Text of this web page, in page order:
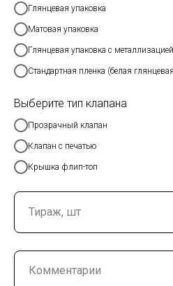
Глянцевая упаковка
Матовая упаковка
Глянцевая упаковка с металлизацией
Стандартная пленка (белая
Выберите тип клапана
Прозрачный клапан
Клапан с печатью
Крышка флип-топ